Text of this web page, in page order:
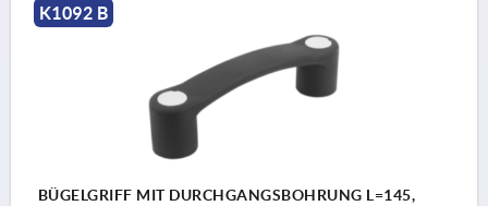
K1092 B
BÜGELGRIFF MIT DURCHGANGSBOHRUNG L=145,